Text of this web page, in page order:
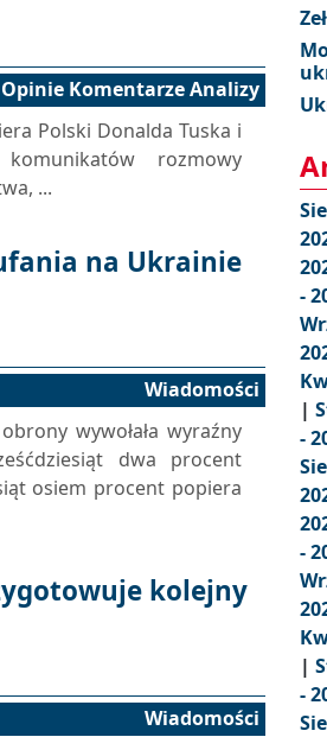
Opinie Komentarze Analizy
Polski Donalda Tuska i
komunikatów rozmowy
...
na Ukrainie
Wiadomości
wywołała wyraźny
dwa procent
osiem procent popiera
kolejny
Wiadomości
-
|
-
-
|
-